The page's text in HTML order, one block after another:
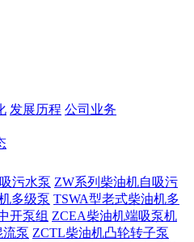
发展历程 公司业务
污水泵 ZW系列柴油机自吸污
多级泵 TSWA型老式柴油机多
开泵组 ZCEA柴油机端吸泵机
流泵 ZCTL柴油机凸轮转子泵